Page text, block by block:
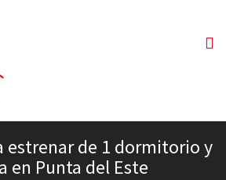
estrenar de 1 dormitorio y
en Punta del Este